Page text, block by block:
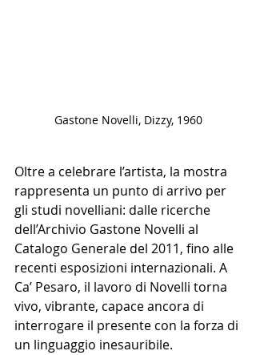
Gastone Novelli, Dizzy, 1960
Oltre a celebrare l’artista, la mostra
rappresenta un punto di arrivo per
gli studi novelliani: dalle ricerche
dell’Archivio Gastone Novelli al
Catalogo Generale del 2011, fino alle
recenti esposizioni internazionali. A
Ca’ Pesaro, il lavoro di Novelli torna
vivo, vibrante, capace ancora di
interrogare il presente con la forza di
un linguaggio inesauribile.